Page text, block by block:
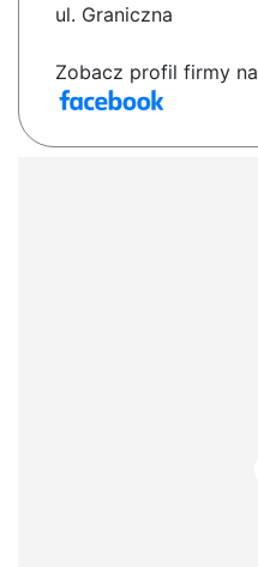
ul. Graniczna
Zobacz profil firmy na